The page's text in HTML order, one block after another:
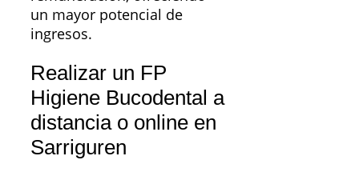
un mayor potencial de
ingresos.
Realizar un FP
Higiene Bucodental a
distancia o online en
Sarriguren